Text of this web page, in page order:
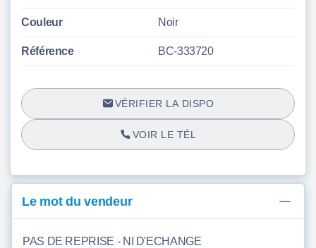
Couleur Noir
Référence BC-333720
VÉRIFIER LA DISPO
VOIR LE TÉL
Le mot du vendeur
PAS DE REPRISE - NI D'ECHANGE